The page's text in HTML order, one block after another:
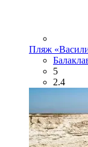
Пляж
5
2.4